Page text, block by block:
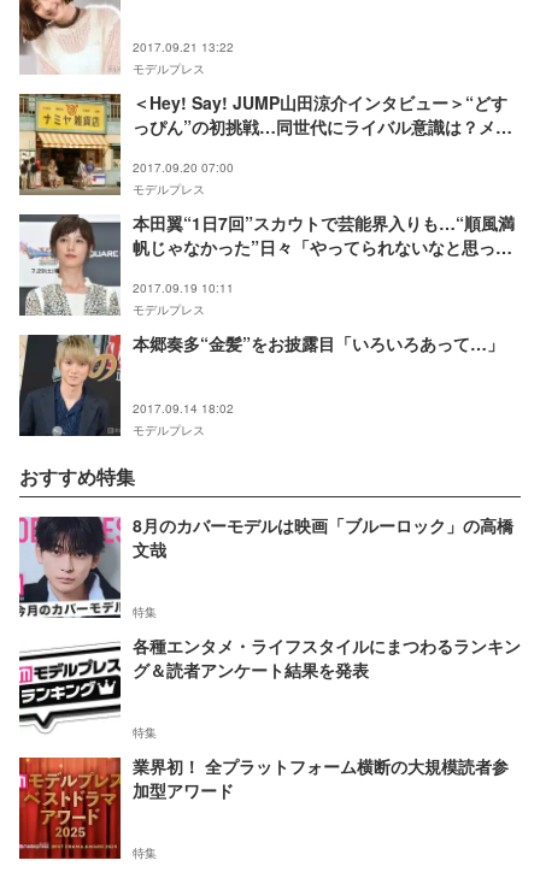
2017.09.21 13:22
モデルプレス
＜Hey! Say! JUMP山田涼介インタビュー＞“どす
っぴん”の初挑戦…同世代にライバル意識は？メン
と未来
2017.09.20 07:00
モデルプレス
本田翼“1日7回”スカウトで芸能界入りも…“順風満
帆じゃなかった”日々「やってられないなと思っ
2017.09.19 10:11
モデルプレス
本郷奏多“金髪”をお披露目「いろいろあって…」
2017.09.14 18:02
モデルプレス
おすすめ特集
8月のカバーモデルは映画「ブルーロック」の高橋
文哉
特集
各種エンタメ・ライフスタイルにまつわるランキン
グ＆読者アンケート結果を発表
特集
業界初！ 全プラットフォーム横断の大規模読者参
加型アワード
特集